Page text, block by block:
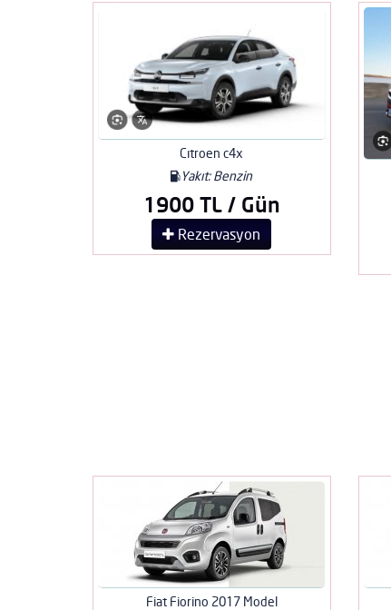
Cıtroen c4x
Yakıt: Benzin
1900 TL / Gün
Rezervasyon
Fiat Fiorino 2017 Model